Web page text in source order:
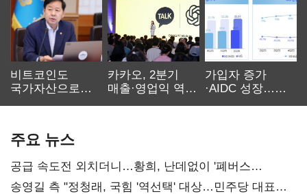
비트코인도
국가자산으로…'
카카오, 2분기
매출·영업익 역대
가입자 증가
·AIDC 성장…
주요 뉴스
공급 속도전 외치더니…황희, 난데없이 '폐버스
리모델링' 제안
송영길 측 "정청래, 국힘 '역선택' 대상…민주당 대표로